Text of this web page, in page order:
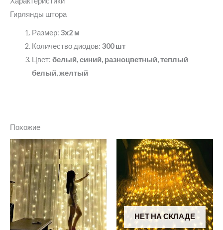
Гирлянды штора
Размер: 3х2 м
Количество диодов: 300 шт
Цвет: белый, синий, разноцветный, теплый
белый, желтый
Похожие
НЕТ НА СКЛАДЕ